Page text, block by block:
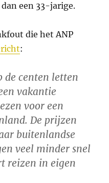
een 33-jarige.
die het ANP
:
de centen letten
vakantie
voor een
De prijzen
buitenlandse
veel minder snel
reizen in eigen